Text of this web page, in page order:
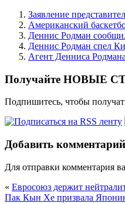
Заявление
Американский
Деннис Родман
Деннис Родман спел
Агент Денниса
Получайте НОВЫЕ
Подпишитесь, чтобы
Добавить комментарий
Для отправки комментария
« Евросоюз держит
Пак Кын Хе призвала